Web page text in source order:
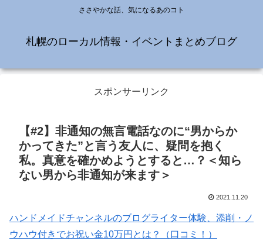
ささやかな話、気になるあのコト
札幌のローカル情報・イベントまとめブログ
スポンサーリンク
【#2】非通知の無言電話なのに“男からか
かってきた”と言う友人に、疑問を抱く
私。真意を確かめようとすると…？＜知ら
ない男から非通知が来ます＞
2021.11.20
ハンドメイドチャンネルのブログライター体験、添削・ノ
ウハウ付きでお祝い金10万円とは？（口コミ！）